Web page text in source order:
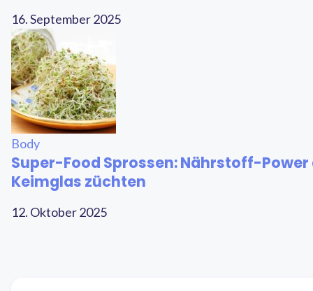
16. September 2025
Body
Super-Food Sprossen: Nährstoff-Power
Keimglas züchten
12. Oktober 2025